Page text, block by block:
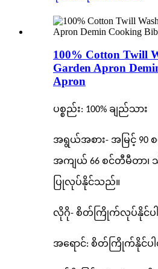
100% Cotton Twill
Garden Apron
Apron
ပစ္စည်း: 100% ချည်သား
အရွယ်အစား- အမြင့် 90
အကျယ် 66 စင်တီမီတာ
ပြုလုပ်နိုင်သည်။
လိုဂို- စိတ်ကြိုက်လုပ်နိုင်ပ
အရောင်: စိတ်ကြိုက်နိုင်ပ